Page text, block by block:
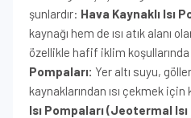
şunlardır: Hava Kaynaklı Isı
kaynağı hem de ısı atık alanı
özellikle hafif iklim
Pompaları: Yer altı suyu,
kaynaklarından ısı çekmek için
Isı Pompaları (Jeotermal